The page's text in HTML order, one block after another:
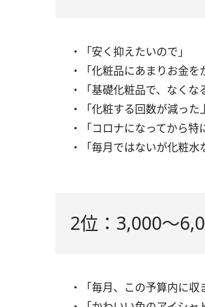
・「安く抑えたいので」
・「化粧品にあまりお金
・「基礎化粧品で、なく
・「化粧する回数が減っ
・「コロナになってから特
・「毎月ではないが化粧
2位：3,000〜
・「毎月、この予算内に収